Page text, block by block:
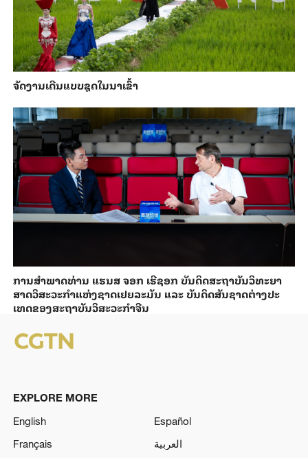
ຈັດງານເດີນແບບຊຸດໃນນາເຂົ້າ
ການ​ສຳ​ພາດ​ທ່ານ ແຮນ​ສ ຈອກ ເຮີ​ຊອກ ​ບັນ​ດິດ​ສະ​ຖາ​ບັນວິ​ທະ​ຍາ​
ສາດວິ​ສະ​ວະ​ກຳ​ແຫ່ງ​ຊາດ​ເຢຍ​ລະ​ມັນ ແລະ ບັນ​ດິດ​ສັນ​ຊາດ​ຕ່າງ​ປະ​
ເທດ​ຂອງສະ​ຖາ​ບັນ​ວິ​ສະ​ວະ​ກຳ​ຈີນ
EXPLORE MORE
English
Español
Français
العربية